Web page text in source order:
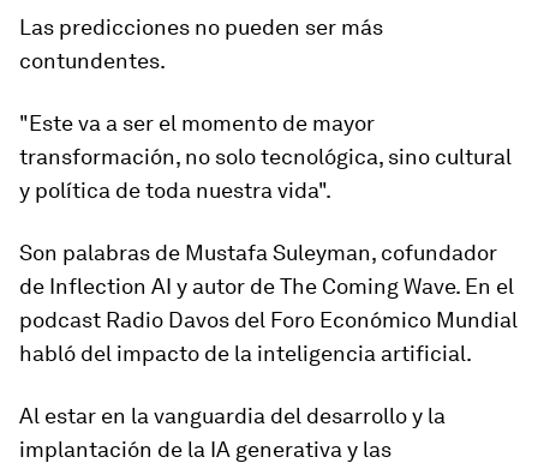
Las predicciones no pueden ser más
contundentes.
"Este va a ser el momento de mayor
transformación, no solo tecnológica, sino cultural
y política de toda nuestra vida".
Son palabras de Mustafa Suleyman, cofundador
de Inflection AI y autor de The Coming Wave. En el
podcast Radio Davos del Foro Económico Mundial
habló del impacto de la inteligencia artificial.
Al estar en la vanguardia del desarrollo y la
implantación de la IA generativa y las